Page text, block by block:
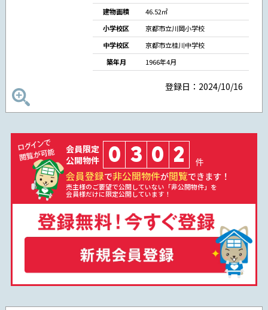
建物面積
46.52㎡
小学校区
京都市立川岡小学校
中学校区
京都市立桂川中学校
築年月
1966年4月
登録日：2024/10/16
会員限定
公開物件
0 3 0 2 件
会員登録で非公開物件が閲覧できます！
売主様のご要望で公開していない「非公開物件」を
会員様だけに限定公開しています！